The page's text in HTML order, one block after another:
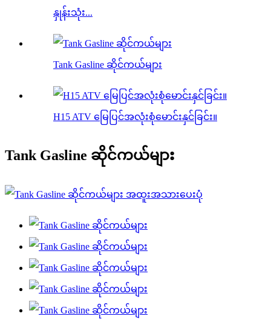
နှုန်းသုံး...
Tank Gasline ဆိုင်ကယ်များ
H15 ATV မြေပြင်အလုံးစုံမောင်းနှင်ခြင်း။
Tank Gasline ဆိုင်ကယ်များ